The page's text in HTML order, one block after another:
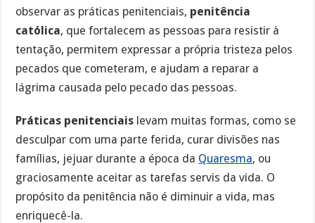
observar as práticas penitenciais, penitência
católica, que fortalecem as pessoas para resistir à
tentação, permitem expressar a própria tristeza pelos
pecados que cometeram, e ajudam a reparar a
lágrima causada pelo pecado das pessoas.
Práticas penitenciais levam muitas formas, como se
desculpar com uma parte ferida, curar divisões nas
famílias, jejuar durante a época da Quaresma, ou
graciosamente aceitar as tarefas servis da vida. O
propósito da penitência não é diminuir a vida, mas
enriquecê-la.